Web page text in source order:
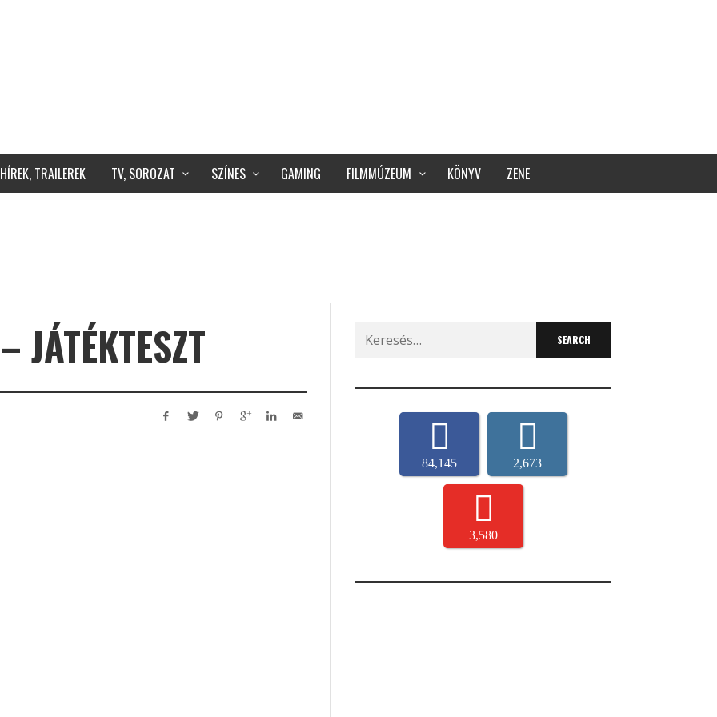
HÍREK, TRAILEREK TV, SOROZAT SZÍNES GAMING FILMMÚZEUM KÖNYV ZENE
JÁTÉKTESZT
Search
for:
84,145 2,673
3,580